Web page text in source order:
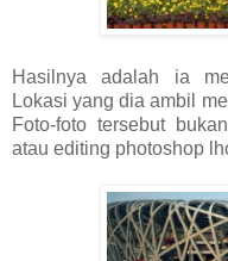
Hasilnya adalah ia
Lokasi yang dia ambil
Foto-foto tersebut
atau editing photoshop